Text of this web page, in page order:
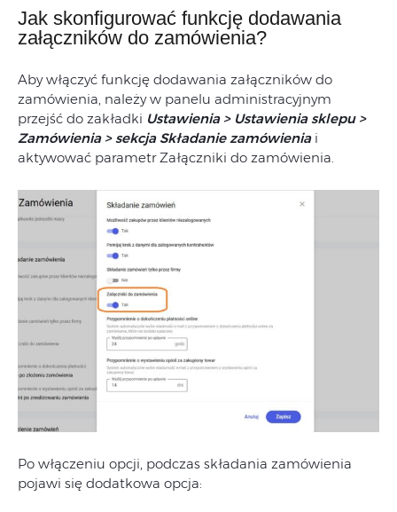
Jak skonfigurować funkcję dodawania
załączników do zamówienia?
Aby włączyć funkcję dodawania załączników do
zamówienia, należy w panelu administracyjnym
przejść do zakładki Ustawienia > Ustawienia sklepu >
Zamówienia > sekcja Składanie zamówieniai
aktywować parametr Załączniki do zamówienia.
Po włączeniu opcji, podczas składania zamówienia
pojawi się dodatkowa opcja: